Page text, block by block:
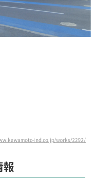
ind.co.jp/works/2292/）
報